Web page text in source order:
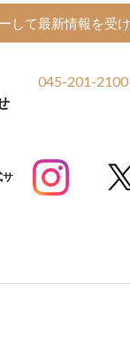
して最新情報を受
045-201-2100
サ